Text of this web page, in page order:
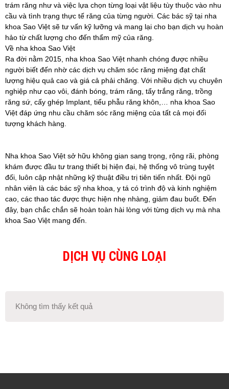
trám răng như và việc lựa chọn từng loại vật liệu tùy thuộc vào nhu
cầu và tình trạng thực tế răng của từng người. Các bác sỹ tại nha
khoa Sao Việt sẽ tư vấn kỹ lưỡng và mang lại cho bạn dịch vụ hoàn
hảo từ chất lượng cho đến thẩm mỹ của răng.
Về nha khoa Sao Việt
Ra đời nằm 2015, nha khoa Sao Việt nhanh chóng được nhiều
người biết đến nhờ các dịch vụ chăm sóc răng miệng đạt chất
lượng hiệu quả cao và giá cả phải chăng. Với nhiều dịch vụ chuyên
nghiệp như cạo vôi, đánh bóng, trám răng, tẩy trắng răng, trồng
răng sứ, cấy ghép Implant, tiểu phẫu răng khôn,… nha khoa Sao
Việt đáp ứng nhu cầu chăm sóc răng miệng của tất cả mọi đối
tượng khách hàng.
Nha khoa Sao Việt sở hữu không gian sang trọng, rộng rãi, phòng
khám được đầu tư trang thiết bị hiện đại, hệ thống vô trùng tuyệt
đối, luôn cập nhật những kỹ thuật điều trị tiên tiến nhất. Đội ngũ
nhân viên là các bác sỹ nha khoa, y tá có trình độ và kinh nghiệm
cao, các thao tác được thực hiện nhẹ nhàng, giảm đau buốt. Đến
đây, bạn chắc chắn sẽ hoàn toàn hài lòng với từng dịch vụ mà nha
khoa Sao Việt mang đến.
DỊCH VỤ CÙNG LOẠI
Không tìm thấy kết quả